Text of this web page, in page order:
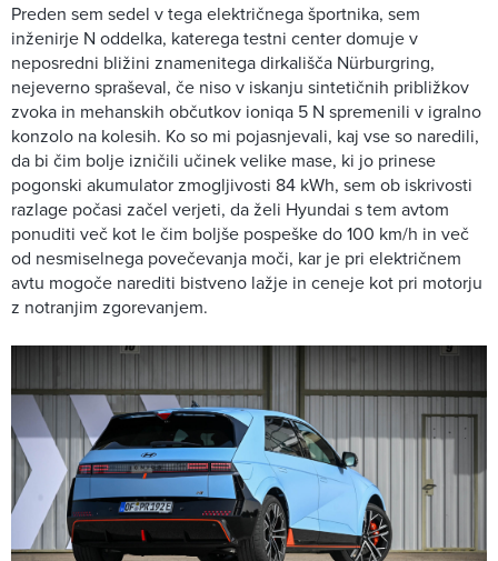
Preden sem sedel v tega električnega športnika, sem
inženirje N oddelka, katerega testni center domuje v
neposredni bližini znamenitega dirkališča Nürburgring,
nejeverno spraševal, če niso v iskanju sintetičnih približkov
zvoka in mehanskih občutkov ioniqa 5 N spremenili v igralno
konzolo na kolesih. Ko so mi pojasnjevali, kaj vse so naredili,
da bi čim bolje izničili učinek velike mase, ki jo prinese
pogonski akumulator zmogljivosti 84 kWh, sem ob iskrivosti
razlage počasi začel verjeti, da želi Hyundai s tem avtom
ponuditi več kot le čim boljše pospeške do 100 km/h in več
od nesmiselnega povečevanja moči, kar je pri električnem
avtu mogoče narediti bistveno lažje in ceneje kot pri motorju
z notranjim zgorevanjem.